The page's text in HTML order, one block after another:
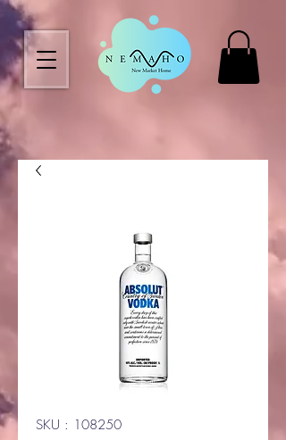
SKU : 108250